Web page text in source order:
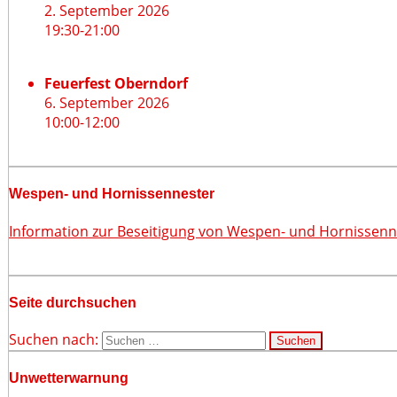
2. September 2026
19:30-21:00
Feuerfest Oberndorf
6. September 2026
10:00-12:00
Wespen- und Hornissennester
Information zur Beseitigung von Wespen- und
Seite durchsuchen
Suchen nach:
Unwetterwarnung